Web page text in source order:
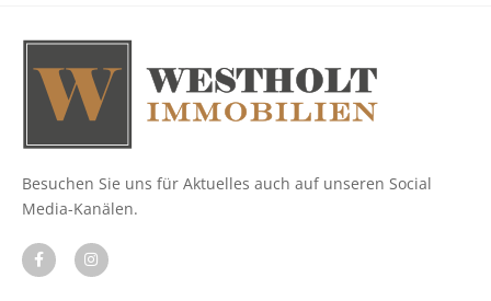
Besuchen Sie uns für Aktuelles auch auf unseren Social
Media-Kanälen.